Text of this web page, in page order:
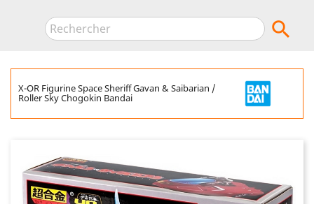

X-OR Figurine Space Sheriff Gavan & Saibarian /
Roller Sky Chogokin Bandai